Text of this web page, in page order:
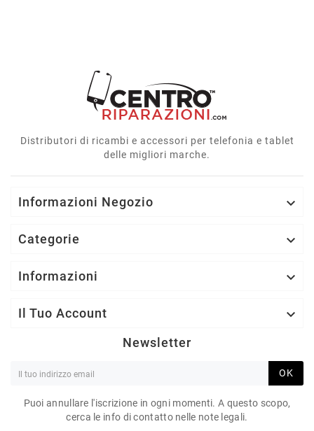
Distributori di ricambi e accessori per telefonia e tablet
delle migliori marche.
Informazioni Negozio 
Categorie 
Informazioni 
Il Tuo Account 
Newsletter
OK
Puoi annullare l'iscrizione in ogni momenti. A questo scopo,
cerca le info di contatto nelle note legali.